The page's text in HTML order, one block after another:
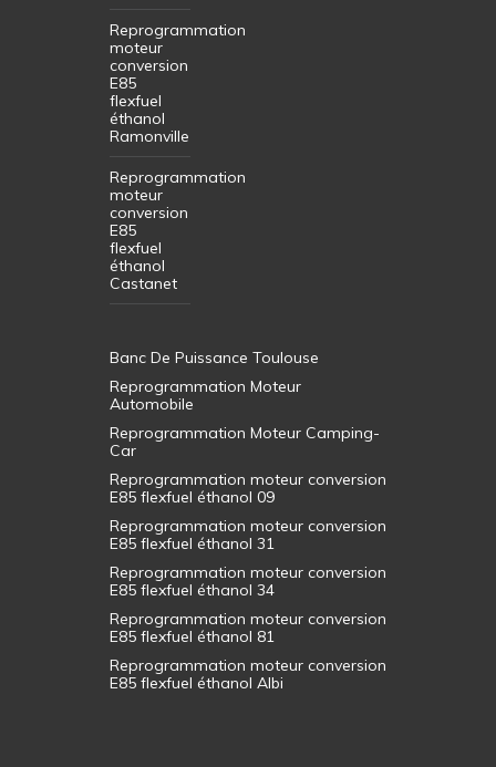
Reprogrammation
moteur
conversion
E85
flexfuel
éthanol
Ramonville
Reprogrammation
moteur
conversion
E85
flexfuel
éthanol
Castanet
Banc De Puissance Toulouse
Reprogrammation Moteur
Automobile
Reprogrammation Moteur Camping-
Car
Reprogrammation moteur conversion
E85 flexfuel éthanol 09
Reprogrammation moteur conversion
E85 flexfuel éthanol 31
Reprogrammation moteur conversion
E85 flexfuel éthanol 34
Reprogrammation moteur conversion
E85 flexfuel éthanol 81
Reprogrammation moteur conversion
E85 flexfuel éthanol Albi